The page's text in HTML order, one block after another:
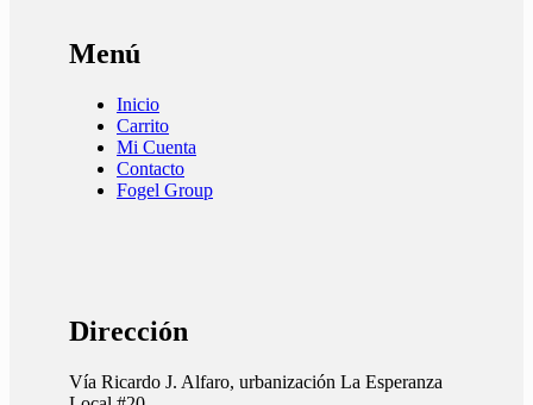
Menú
Inicio
Carrito
Mi Cuenta
Contacto
Fogel Group
Dirección
Vía Ricardo J. Alfaro, urbanización La Esperanza